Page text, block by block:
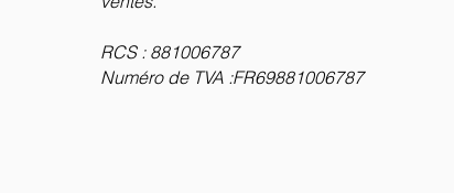
RCS : 881006787
Numéro de TVA :FR69881006787